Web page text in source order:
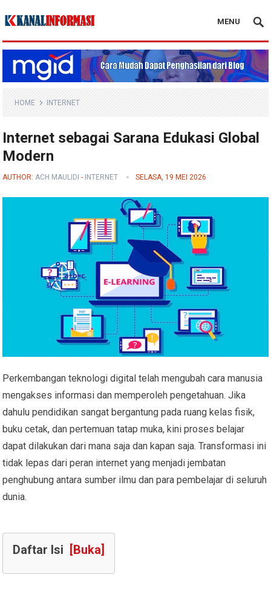
Blog Kanal Info
MENU
HOME INTERNET
Internet sebagai Sarana Edukasi Global
Modern
AUTHOR:ACH MAULIDI - INTERNET SELASA, 19 MEI 2026
Perkembangan teknologi digital telah mengubah cara manusia
mengakses informasi dan memperoleh pengetahuan. Jika
dahulu pendidikan sangat bergantung pada ruang kelas fisik,
buku cetak, dan pertemuan tatap muka, kini proses belajar
dapat dilakukan dari mana saja dan kapan saja. Transformasi ini
tidak lepas dari peran internet yang menjadi jembatan
penghubung antara sumber ilmu dan para pembelajar di seluruh
dunia.
Daftar Isi [Buka]